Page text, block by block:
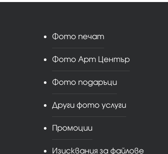
Фото печат
Фото Арт Център
Фото подаръци
Други фото услуги
Промоции
Изисквания за файлове